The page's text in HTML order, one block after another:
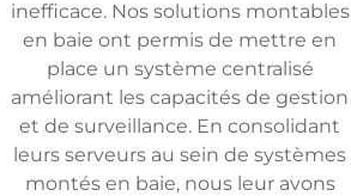
inefficace. Nos solutions montables
en baie ont permis de mettre en
place un système centralisé
améliorant les capacités de gestion
et de surveillance. En consolidant
leurs serveurs au sein de systèmes
montés en baie, nous leur avons